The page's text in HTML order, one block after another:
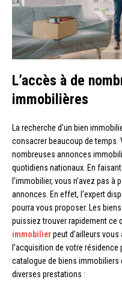
L’accès à de
immobilières
La recherche d’un bien
consacrer beaucoup de temps.
nombreuses annonces
quotidiens nationaux. En
l’immobilier, vous n’avez pas
annonces. En effet, l’expert
pourra vous proposer. Les
puissiez trouver rapidement ce
immobilierpeut d’ailleurs
l’acquisition de votre résidence
catalogue de biens
diverses prestations :